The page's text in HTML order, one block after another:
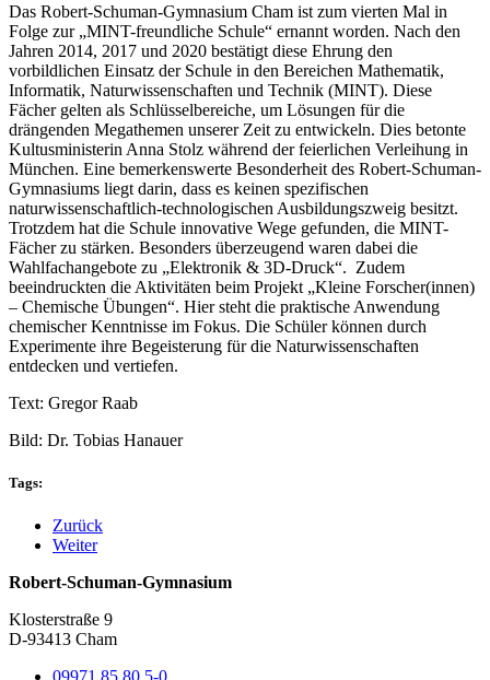
Das Robert-Schuman-Gymnasium Cham ist zum vierten Mal in
Folge zur „MINT-freundliche Schule“ ernannt worden. Nach den
Jahren 2014, 2017 und 2020 bestätigt diese Ehrung den
vorbildlichen Einsatz der Schule in den Bereichen Mathematik,
Informatik, Naturwissenschaften und Technik (MINT). Diese
Fächer gelten als Schlüsselbereiche, um Lösungen für die
drängenden Megathemen unserer Zeit zu entwickeln. Dies betonte
Kultusministerin Anna Stolz während der feierlichen Verleihung in
München. Eine bemerkenswerte Besonderheit des Robert-Schuman-
Gymnasiums liegt darin, dass es keinen spezifischen
naturwissenschaftlich-technologischen Ausbildungszweig besitzt.
Trotzdem hat die Schule innovative Wege gefunden, die MINT-
Fächer zu stärken. Besonders überzeugend waren dabei die
Wahlfachangebote zu „Elektronik & 3D-Druck“. Zudem
beeindruckten die Aktivitäten beim Projekt „Kleine Forscher(innen)
– Chemische Übungen“. Hier steht die praktische Anwendung
chemischer Kenntnisse im Fokus. Die Schüler können durch
Experimente ihre Begeisterung für die Naturwissenschaften
entdecken und vertiefen.
Text: Gregor Raab
Bild: Dr. Tobias Hanauer
Tags:
Zurück
Weiter
Robert-Schuman-Gymnasium
Klosterstraße 9
D-93413 Cham